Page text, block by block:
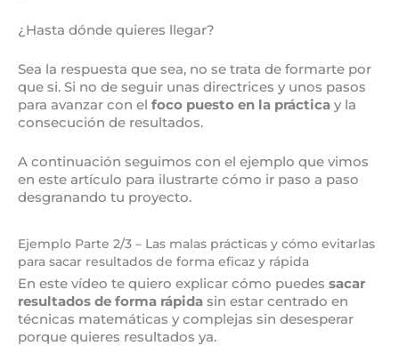
¿Hasta dónde quieres llegar?
Sea la respuesta que sea, no se trata de formarte por
que si. Si no de seguir unas directrices y unos pasos
para avanzar con el foco puesto en la práctica y la
consecución de resultados.
A continuación seguimos con el ejemplo que vimos
en este artículo para ilustrarte cómo ir paso a paso
desgranando tu proyecto.
Ejemplo Parte 2/3 – Las malas prácticas y cómo evitarlas
para sacar resultados de forma eficaz y rápida
En este vídeo te quiero explicar cómo puedes sacar
resultados de forma rápida sin estar centrado en
técnicas matemáticas y complejas sin desesperar
porque quieres resultados ya.